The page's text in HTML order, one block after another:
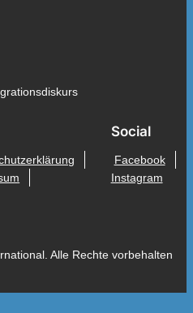
Social
Facebook
Instagram
Alle Rechte vorbehalten